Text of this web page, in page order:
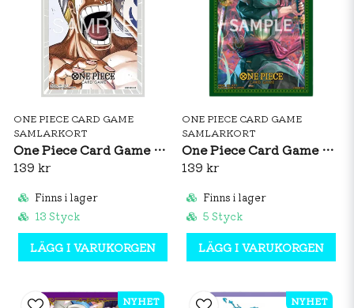
ONE PIECE CARD GAME
SAMLARKORT
One Piece Card Game Official Sleeves: Enel Vol. 14
139 kr
Finns i lager
13 Styck
LÄGG I VARUKORGEN
ONE PIECE CARD GAME
SAMLARKORT
One Piece Card Game Official Sleeves: Roronoa Zoro Vol. 11
139 kr
Finns i lager
5 Styck
LÄGG I VARUKORGEN
NYHET NYHET